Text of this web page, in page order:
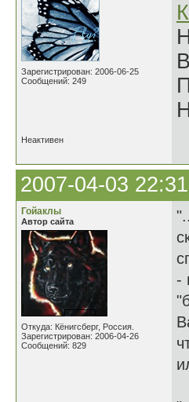
Зарегистрирован: 2006-06-25
Сообщений: 249
Неактивен
2007-04-03
Гойаклы
Автор сайта
Откуда: Кёнигсберг, Россия.
Зарегистрирован: 2006-04-26
Сообщений: 829
-